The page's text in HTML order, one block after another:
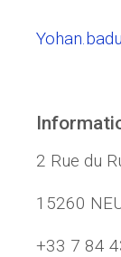
Yohan.
2 Rue du
15260
+33 7 84